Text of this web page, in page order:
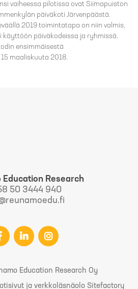
vaiheessa pilotissa ovat Siimapuiston
päiväkoti Järvenpäästä.
2019 toimintatapa on niin valmis,
käyttöön päiväkodeissa ja ryhmissä.
ensimmäisestä
maaliskuuta 2018.
Education Research
50 3444 940
Education Research Oy
ja verkkoläsnäolo Sitefactory